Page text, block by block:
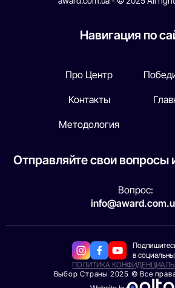
Навигация по
Про Центр
Контакты
Методология
Отправляйте свои вопросы
Вопрос:
в
ПОЛИТИКА
Выбор Страны 2025 © Все